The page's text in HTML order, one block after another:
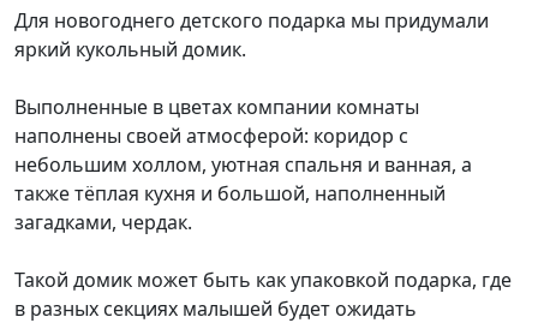
Для новогоднего детского подарка мы придумали
яркий кукольный домик.
Выполненные в цветах компании комнаты
наполнены своей атмосферой: коридор с
небольшим холлом, уютная спальня и ванная, а
также тёплая кухня и большой, наполненный
загадками, чердак.
Такой домик может быть как упаковкой подарка, где
в разных секциях малышей будет ожидать